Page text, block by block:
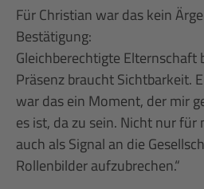
Für Christian war das kein
Bestätigung:
Gleichberechtigte Elternschaft
Präsenz braucht Sichtbarkeit.
war das ein Moment, der mir
es ist, da zu sein. Nicht nur
auch als Signal an die
Rollenbilder aufzubrechen.“